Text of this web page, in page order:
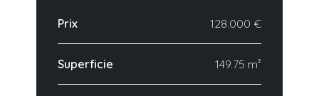
Prix 128.000 €
Superficie 149.75 m²